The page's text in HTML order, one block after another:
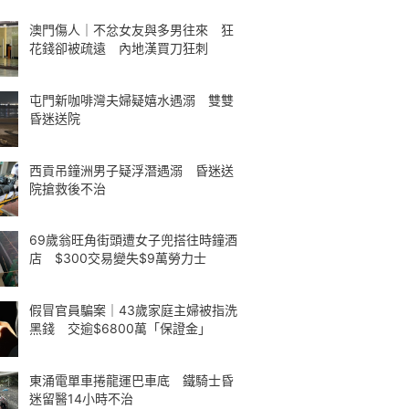
澳門傷人｜不忿女友與多男往來 狂
花錢卻被疏遠 內地漢買刀狂刺
屯門新咖啡灣夫婦疑嬉水遇溺 雙雙
昏迷送院
西貢吊鐘洲男子疑浮潛遇溺 昏迷送
院搶救後不治
69歲翁旺角街頭遭女子兜搭往時鐘酒
店 $300交易變失$9萬勞力士
假冒官員騙案｜43歲家庭主婦被指洗
黑錢 交逾$6800萬「保證金」
東涌電單車捲龍運巴車底 鐵騎士昏
迷留醫14小時不治